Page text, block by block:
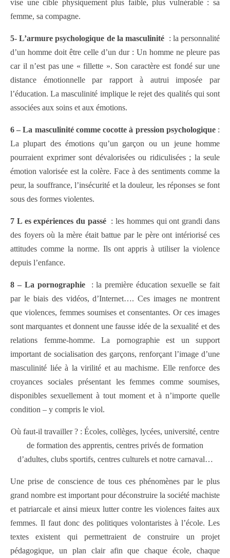
vise une cible physiquement plus faible, plus vulnérable : sa
femme, sa compagne.
5- L’armure psychologique de la masculinité : la personnalité
d’un homme doit être celle d’un dur : Un homme ne pleure pas
car il n’est pas une « fillette ». Son caractère est fondé sur une
distance émotionnelle par rapport à autrui imposée par
l’éducation. La masculinité implique le rejet des qualités qui sont
associées aux soins et aux émotions.
6 – La masculinité comme cocotte à pression psychologique:
La plupart des émotions qu’un garçon ou un jeune homme
pourraient exprimer sont dévalorisées ou ridiculisées ; la seule
émotion valorisée est la colère. Face à des sentiments comme la
peur, la souffrance, l’insécurité et la douleur, les réponses se font
sous des formes violentes.
7 L es expériences du passé : les hommes qui ont grandi dans
des foyers où la mère était battue par le père ont intériorisé ces
attitudes comme la norme. Ils ont appris à utiliser la violence
depuis l’enfance.
8 – La pornographie: la première éducation sexuelle se fait
par le biais des vidéos, d’Internet…. Ces images ne montrent
que violences, femmes soumises et consentantes. Or ces images
sont marquantes et donnent une fausse idée de la sexualité et des
relations femme-homme. La pornographie est un support
important de socialisation des garçons, renforçant l’image d’une
masculinité liée à la virilité et au machisme. Elle renforce des
croyances sociales présentant les femmes comme soumises,
disponibles sexuellement à tout moment et à n’importe quelle
condition – y compris le viol.
Où faut-il travailler ? : Écoles, collèges, lycées, université, centre
de formation des apprentis, centres privés de formation
d’adultes, clubs sportifs, centres culturels et notre carnaval…
Une prise de conscience de tous ces phénomènes par le plus
grand nombre est important pour déconstruire la société machiste
et patriarcale et ainsi mieux lutter contre les violences faites aux
femmes. Il faut donc des politiques volontaristes à l’école. Les
textes existent qui permettraient de construire un projet
pédagogique, un plan clair afin que chaque école, chaque